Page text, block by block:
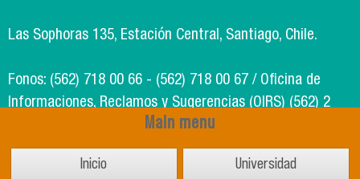
Main menu
Inicio Universidad
Las Sophoras 135, Estación Central, Santiago, Chile.
Fonos: (562) 718 00 66 - (562) 718 00 67 / Oficina de
Informaciones, Reclamos y Sugerencias (OIRS) (562) 2
Soporte Informático Segic: (562) 718 02 25